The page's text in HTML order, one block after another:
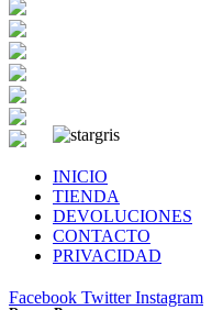
INICIO
TIENDA
DEVOLUCIONES
CONTACTO
PRIVACIDAD
Facebook Twitter Instagram